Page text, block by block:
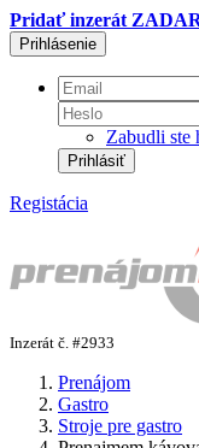
Pridať inzerát
Prihlásenie
Zabudli ste
Prihlásiť
Registácia
Inzerát č. #2933
Prenájom
Gastro
Stroje pre gastro